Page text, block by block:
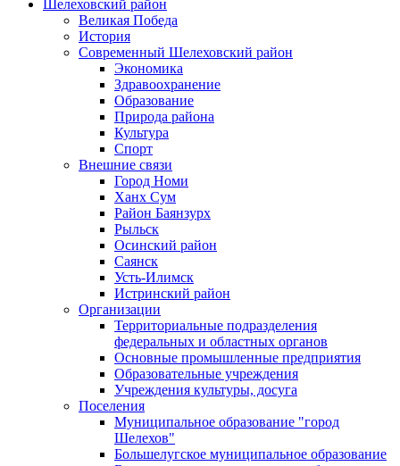
Шелеховский район
Великая Победа
История
Современный Шелеховский район
Экономика
Здравоохранение
Образование
Природа района
Культура
Спорт
Внешние связи
Город Номи
Ханх Сум
Район Баянзурх
Рыльск
Осинский район
Саянск
Усть-Илимск
Истринский район
Организации
Территориальные подразделения
федеральных и областных органов
Основные промышленные предприятия
Образовательные учреждения
Учреждения культуры, досуга
Поселения
Муниципальное образование "город
Шелехов"
Большелугское муниципальное образование